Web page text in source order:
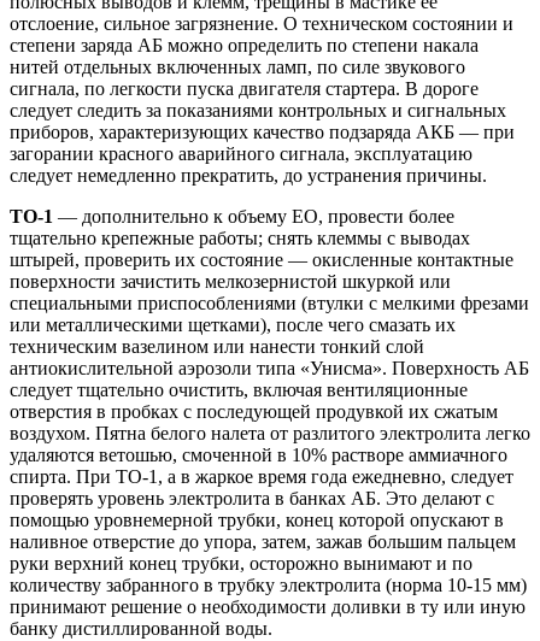
отслоение, сильное загрязнение. О техническом состоянии и
степени заряда АБ можно определить по степени накала
нитей отдельных включенных ламп, по силе звукового
сигнала, по легкости пуска двигателя стартера. В дороге
следует следить за показаниями контрольных и сигнальных
приборов, характеризующих качество подзаряда АКБ — при
загорании красного аварийного сигнала, эксплуатацию
следует немедленно прекратить, до устранения причины.
ТО-1 — дополнительно к объему ЕО, провести более
тщательно крепежные работы; снять клеммы с выводах
штырей, проверить их состояние — окисленные контактные
поверхности зачистить мелкозернистой шкуркой или
специальными приспособлениями (втулки с мелкими фрезами
или металлическими щетками), после чего смазать их
техническим вазелином или нанести тонкий слой
антиокислительной аэрозоли типа «Унисма». Поверхность АБ
следует тщательно очистить, включая вентиляционные
отверстия в пробках с последующей продувкой их сжатым
воздухом. Пятна белого налета от разлитого электролита легко
удаляются ветошью, смоченной в 10% растворе аммиачного
спирта. При ТО-1, а в жаркое время года ежедневно, следует
проверять уровень электролита в банках АБ. Это делают с
помощью уровнемерной трубки, конец которой опускают в
наливное отверстие до упора, затем, зажав большим пальцем
руки верхний конец трубки, осторожно вынимают и по
количеству забранного в трубку электролита (норма 10-15 мм)
принимают решение о необходимости доливки в ту или иную
банку дистиллированной воды.